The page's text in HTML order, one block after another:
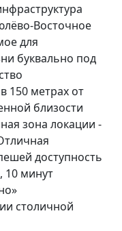
Восточное
для
буквально под
150 метрах от
близости
зона локации -
доступность
10 минут
столичной